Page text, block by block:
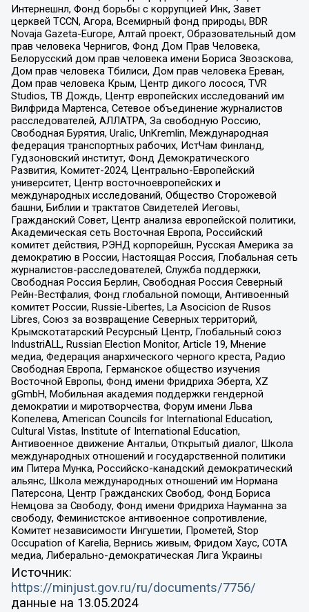
Интернешнл, Фонд борьбы с коррупцией Инк, Завет
церквей TCCN, Агора, Всемирный фонд природы, BDR
Novaja Gazeta-Europe, Алтай проект, Образовательный дом
прав человека Чернигов, Фонд Дом Прав Человека,
Белорусский дом прав человека имени Бориса Звозскова,
Дом прав человека Тбилиси, Дом прав человека Ереван,
Дом прав человека Крым, Центр дикого лосося, TVR
Studios, ТВ Дождь, Центр европейских исследований им
Вилфрида Мартенса, Сетевое объединение журналистов
расследователей, АЛЛАТРА, За свободную Россию,
Свободная Бурятия, Uralic, UnKremlin, Международная
федерация транспортных рабочих, ИстЧам Финланд,
Гудзоновский институт, Фонд Демократического
Развития, Комитет-2024, Центрально-Европейский
университет, Центр восточноевропейских и
международных исследований, Общество Сторожевой
башни, Библии и трактатов Свидетелей Иеговы,
Гражданский Совет, Центр анализа европейской политики,
Академическая сеть Восточная Европа, Российский
комитет действия, РЭНД корпорейшн, Русская Америка за
демократию в России, Настоящая Россия, Глобальная сеть
журналистов-расследователей, Служба поддержки,
Свободная Россия Берлин, Свободная Россия Северный
Рейн-Вестфалия, Фонд глобальной помощи, Антивоенный
комитет России, Russie-Libertes, La Asocicion de Rusos
Libres, Союз за возвращение Северных территорий,
Крымскотатарский Ресурсный Центр, Глобальный союз
IndustriALL, Russian Election Monitor, Article 19, Мнение
медиа, Федерация анархического черного креста, Радио
Свободная Европа, Германское общество изучения
Восточной Европы, Фонд имени Фридриха Эберта, XZ
gGmbH, Мобильная академия поддержки гендерной
демократии и миротворчества, Форум имени Льва
Копелева, American Councils for International Education,
Cultural Vistas, Institute of International Education,
Антивоенное движение Антальи, Открытый диалог, Школа
международных отношений и государственной политики
им Питера Мунка, Российско-канадский демократический
альянс, Школа международных отношений им Нормана
Патерсона, Центр Гражданских Свобод, Фонд Бориса
Немцова за Свободу, Фонд имени Фридриха Науманна за
свободу, Феминистское антивоенное сопротивление,
Комитет независимости Ингушетии, Прометей, Stop
Occupation of Karelia, Вернись живым, Фридом Хаус, СОТА
медиа, Либерально-демократическая Лига Украины
Источник:
https://minjust.gov.ru/ru/documents/7756/
данные на 13.05.2024